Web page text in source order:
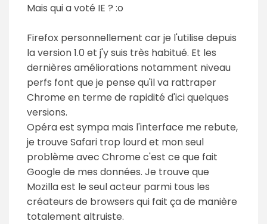
Mais qui a voté IE ? :o
Firefox personnellement car je l'utilise depuis
la version 1.0 et j'y suis très habitué. Et les
dernières améliorations notamment niveau
perfs font que je pense qu'il va rattraper
Chrome en terme de rapidité d'ici quelques
versions.
Opéra est sympa mais l'interface me rebute,
je trouve Safari trop lourd et mon seul
problème avec Chrome c'est ce que fait
Google de mes données. Je trouve que
Mozilla est le seul acteur parmi tous les
créateurs de browsers qui fait ça de manière
totalement altruiste.